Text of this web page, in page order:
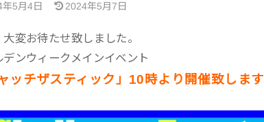
年5月4日 2024年5月7日
変お待たせ致しました。
デンウィークメインイベント
ャッチザスティック」10時より開催致します